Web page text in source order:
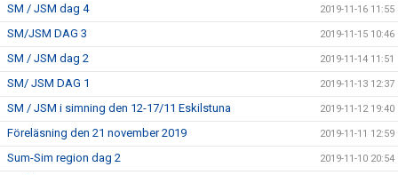
SM / JSM dag 4 2019-11-16 11:55
SM/JSM DAG 3 2019-11-15 10:46
SM / JSM dag 2 2019-11-14 11:51
SM/ JSM DAG 1 2019-11-13 12:37
SM / JSM i simning den 12-17/11 Eskilstuna 2019-11-12 19:40
Föreläsning den 21 november 2019 2019-11-11 12:59
Sum-Sim region dag 2 2019-11-10 20:54